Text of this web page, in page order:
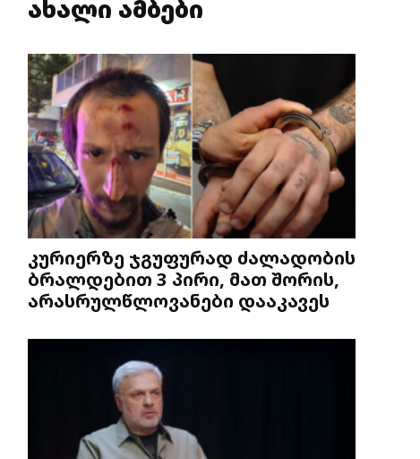
ახალი ამბები
კურიერზე ჯგუფურად ძალადობის
ბრალდებით 3 პირი, მათ შორის,
არასრულწლოვანები დააკავეს